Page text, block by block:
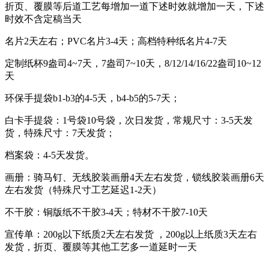
折页、覆膜等后道工艺每增加一道下述时效就增加一天，下述
时效不含定稿当天
名片2天左右；PVC名片3-4天；高档特种纸名片4-7天
定制纸杯9盎司4~7天，7盎司7~10天，8/12/14/16/22盎司10~12
天
环保手提袋b1-b3的4-5天，b4-b5的5-7天；
白卡手提袋：1号袋10号袋，次日发货，常规尺寸：3-5天发
货，特殊尺寸：7天发货；
档案袋：4-5天发货。
画册：骑马钉、无线胶装画册4天左右发货，锁线胶装画册6天
左右发货（特殊尺寸工艺延迟1-2天）
不干胶：铜版纸不干胶3-4天；特材不干胶7-10天
宣传单：200g以下纸质2天左右发货 ，200g以上纸质3天左右
发货，折页、覆膜等其他工艺多一道延时一天